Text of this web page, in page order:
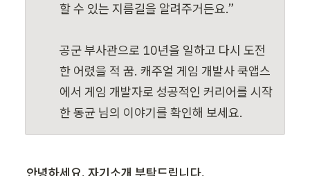
할 수 있는 지름길을 알려주거든요.”
공군 부사관으로 10년을 일하고 다시 도전
한 어렸을 적 꿈. 캐주얼 게임 개발사 쿡앱스
에서 게임 개발자로 성공적인 커리어를 시작
한 동균 님의 이야기를 확인해 보세요.